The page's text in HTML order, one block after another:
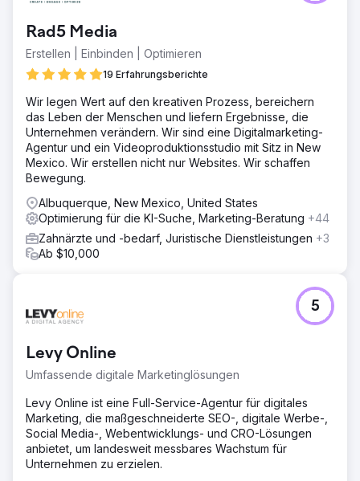
Rad5 Media
Erstellen | Einbinden | Optimieren
19 Erfahrungsberichte
Wir legen Wert auf den kreativen Prozess, bereichern
das Leben der Menschen und liefern Ergebnisse, die
Unternehmen verändern. Wir sind eine Digitalmarketing-
Agentur und ein Videoproduktionsstudio mit Sitz in New
Mexico. Wir erstellen nicht nur Websites. Wir schaffen
Bewegung.
Albuquerque, New Mexico, United States
Optimierung für die KI-Suche, Marketing-Beratung +44
Zahnärzte und -bedarf, Juristische Dienstleistungen +3
Ab $10,000
Levy Online
Umfassende digitale Marketinglösungen
5
Levy Online ist eine Full-Service-Agentur für digitales
Marketing, die maßgeschneiderte SEO-, digitale Werbe-,
Social Media-, Webentwicklungs- und CRO-Lösungen
anbietet, um landesweit messbares Wachstum für
Unternehmen zu erzielen.